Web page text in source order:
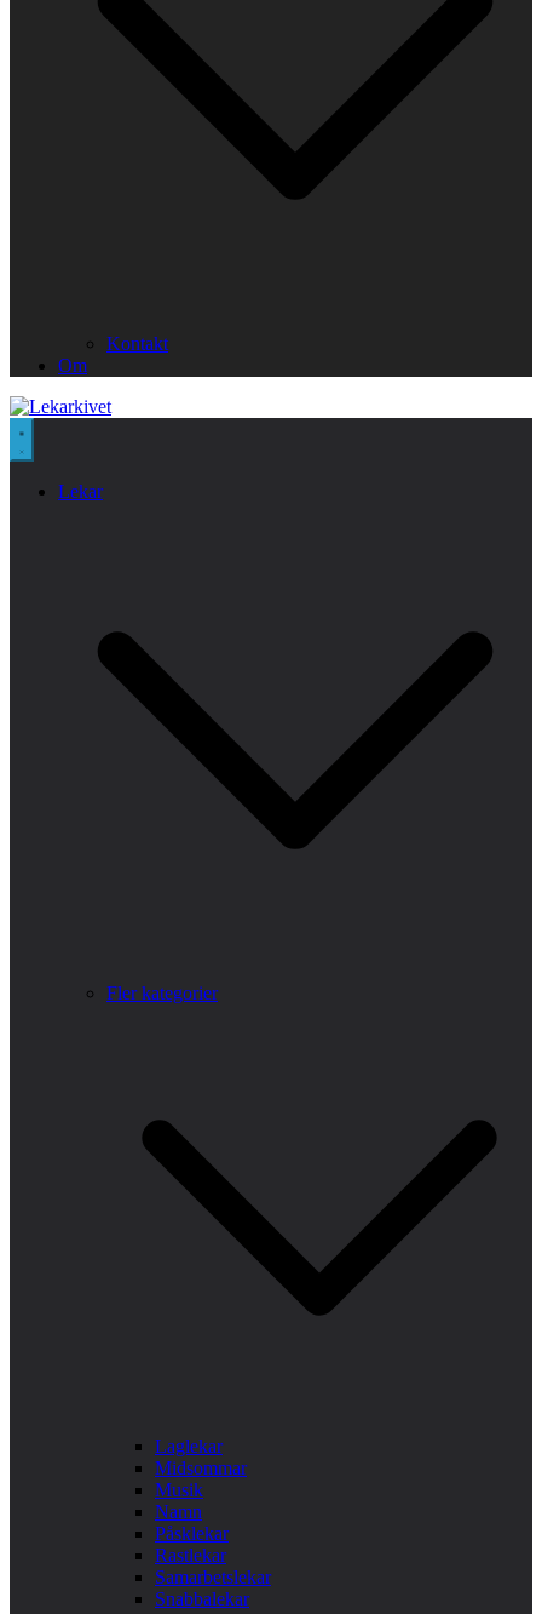
Kontakt
Om
Lekar
Fler kategorier
Laglekar
Midsommar
Musik
Namn
Påsklekar
Rastlekar
Samarbetslekar
Snabbalekar